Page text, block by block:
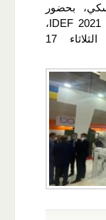
بحضور
فعاليات معرض صناعة الدفاع الدولي IDEF 2021،
الذي افتتح في إسطنبول يوم الثلاثاء 17